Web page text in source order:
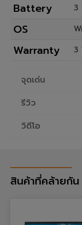
Battery 3
OS
Warranty 3
จุดเด่น
รีวิว
วิดีโอ
สินค้าที่คล้ายกัน